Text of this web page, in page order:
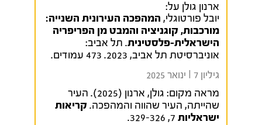
ארנון גולן על:
יובל פורטוגלי, המהפכה העירונית השנייה:
מורכבות, קוגניציה והמבט מן הפריפריה
הישראלית-פלסטינית. תל אביב:
אוניברסיטת תל אביב, 2023. 473 עמודים.
גיליון 7 I ינואר 2025
מראה מקום:
גולן, ארנון (2025). העיר
שהייתה, העיר שהווה והמהפכה.קריאות
ישראליות